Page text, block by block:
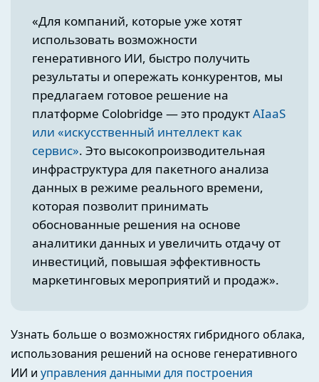
«Для компаний, которые уже хотят
использовать возможности
генеративного ИИ, быстро получить
результаты и опережать конкурентов, мы
предлагаем готовое решение на
платформе Colobridge — это продуктAIaaS
или «искусственный интеллект как
сервис». Это высокопроизводительная
инфраструктура для пакетного анализа
данных в режиме реального времени,
которая позволит принимать
обоснованные решения на основе
аналитики данных и увеличить отдачу от
инвестиций, повышая эффективность
маркетинговых мероприятий и продаж».
Узнать больше о возможностях гибридного облака,
использования решений на основе генеративного
ИИ и управления данными для построения